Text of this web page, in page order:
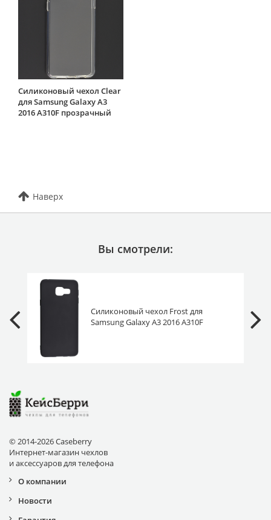
Силиконовый чехол Clear
для Samsung Galaxy A3
2016 A310F прозрачный
Наверх
Вы смотрели:
Силиконовый чехол Frost для
Samsung Galaxy A3 2016 A310F
© 2014-2026 Caseberry
Интернет-магазин чехлов
и аксессуаров для телефона
О компании
Новости